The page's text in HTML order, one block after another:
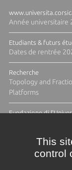
Année universitaire
Etudiants & futurs
Dates de rentrée
Recherche
Topology and
Platforms
Fundazione di
This
control